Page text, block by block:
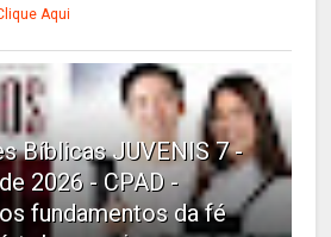
Aqui
Bíblicas JUVENIS 7 -
2026 - CPAD -
fundamentos da fé